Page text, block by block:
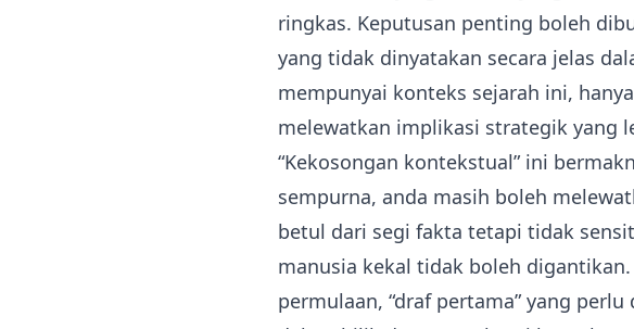
ringkas. Keputusan penting boleh
yang tidak dinyatakan secara jelas
mempunyai konteks sejarah ini,
melewatkan implikasi strategik yang
“Kekosongan kontekstual” ini
sempurna, anda masih boleh
betul dari segi fakta tetapi tidak
manusia kekal tidak boleh
permulaan, “draf pertama” yang